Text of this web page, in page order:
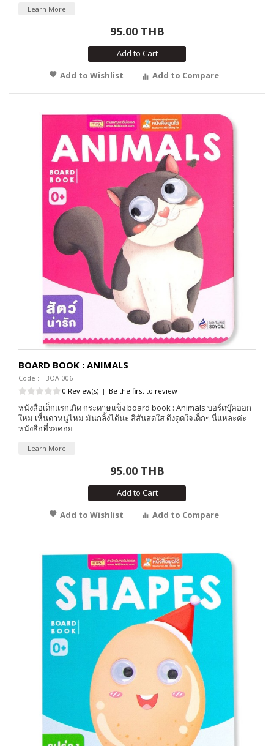
Learn More
95.00 THB
Add to Cart
Add to Wishlist
Add to Compare
BOARD BOOK : ANIMALS
Code : I-BOA-006
0 Review(s) | Be the first to review
หนังสือเด็กแรกเกิด กระดาษแข็ง board book : Animals บอร์ดบุ๊คออก
ใหม่ เห็นตาหนูไหม มันกลิ้งได้นะ สีสันสดใส ดึงดูดใจเด็กๆ นี่แหละค่ะ
หนังสือที่รอคอย
Learn More
95.00 THB
Add to Cart
Add to Wishlist
Add to Compare